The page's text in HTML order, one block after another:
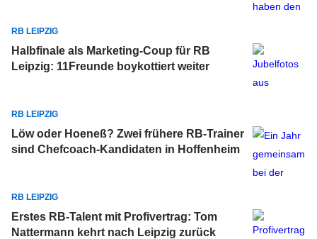
RB LEIPZIG
Halbfinale als Marketing-Coup für RB
Leipzig: 11Freunde boykottiert weiter
RB LEIPZIG
Löw oder Hoeneß? Zwei frühere RB-Trainer
sind Chefcoach-Kandidaten in Hoffenheim
RB LEIPZIG
Erstes RB-Talent mit Profivertrag: Tom
Nattermann kehrt nach Leipzig zurück